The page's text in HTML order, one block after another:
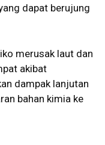
dapat berujung
merusak laut dan
akibat
dampak lanjutan
bahan kimia ke